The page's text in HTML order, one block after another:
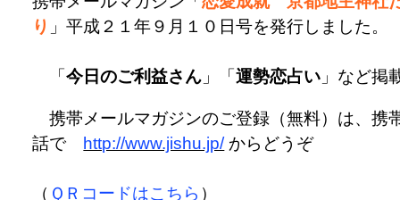
り 」平成２１年９月１０日号を発行しました。
「今日のご利益さん 」「運勢恋占い 」など掲
携帯メールマガジンのご登録（無料）は、携
話で http://www.jishu.jp/からどうぞ
（ ＱＲコードはこちら ）